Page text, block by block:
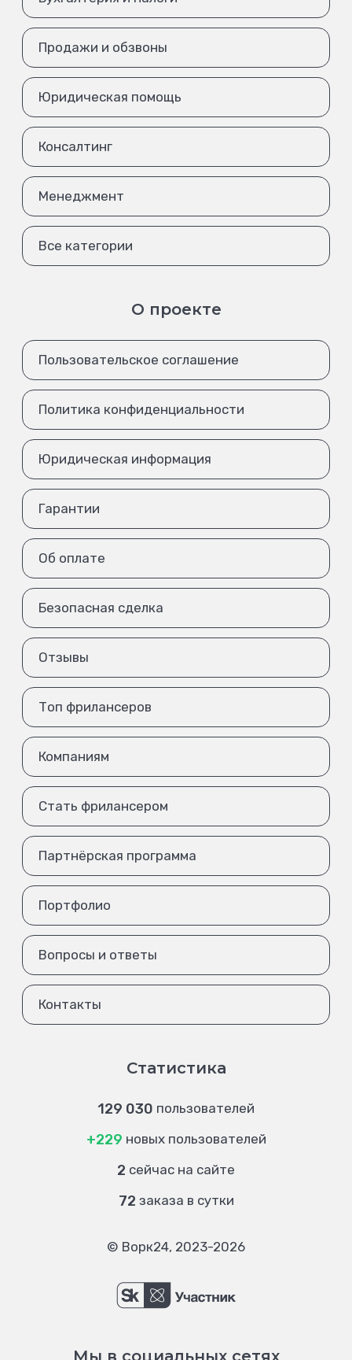
Продажи и обзвоны
Юридическая помощь
Консалтинг
Менеджмент
Все категории
О проекте
Пользовательское соглашение
Политика конфиденциальности
Юридическая информация
Гарантии
Об оплате
Безопасная сделка
Отзывы
Топ фрилансеров
Компаниям
Стать фрилансером
Партнёрская программа
Портфолио
Вопросы и ответы
Контакты
Статистика
129 030 пользователей
+229 новых пользователей
2 сейчас на сайте
72 заказа в сутки
© Ворк24, 2023-2026
Мы в социальных сетях